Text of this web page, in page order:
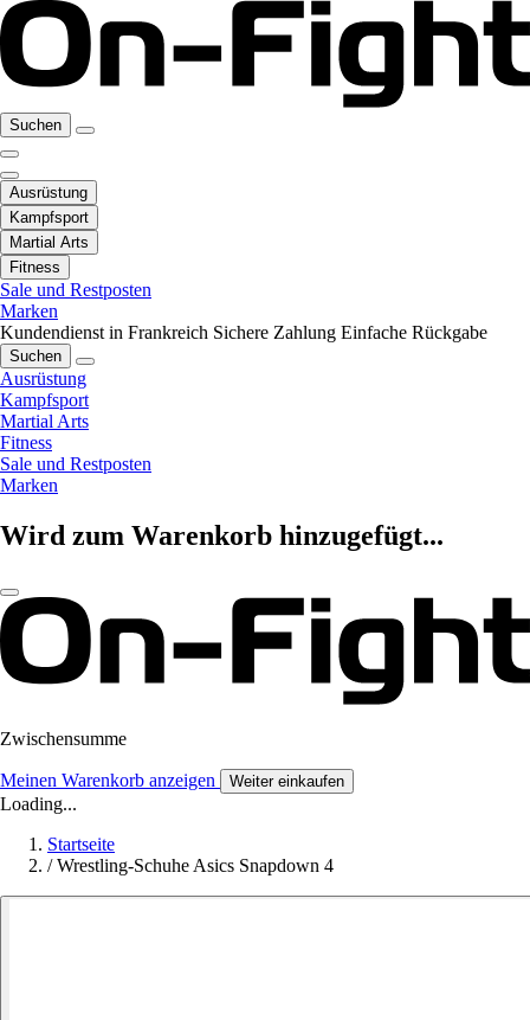
Suchen
Ausrüstung
Kampfsport
Martial Arts
Fitness
Sale und Restposten
Marken
Kundendienst in Frankreich Sichere Zahlung Einfache Rückgabe
Suchen
Ausrüstung
Kampfsport
Martial Arts
Fitness
Sale und Restposten
Marken
Wird zum Warenkorb hinzugefügt...
Zwischensumme
Meinen Warenkorb anzeigen Weiter einkaufen
Loading...
Startseite
/ Wrestling-Schuhe Asics Snapdown 4